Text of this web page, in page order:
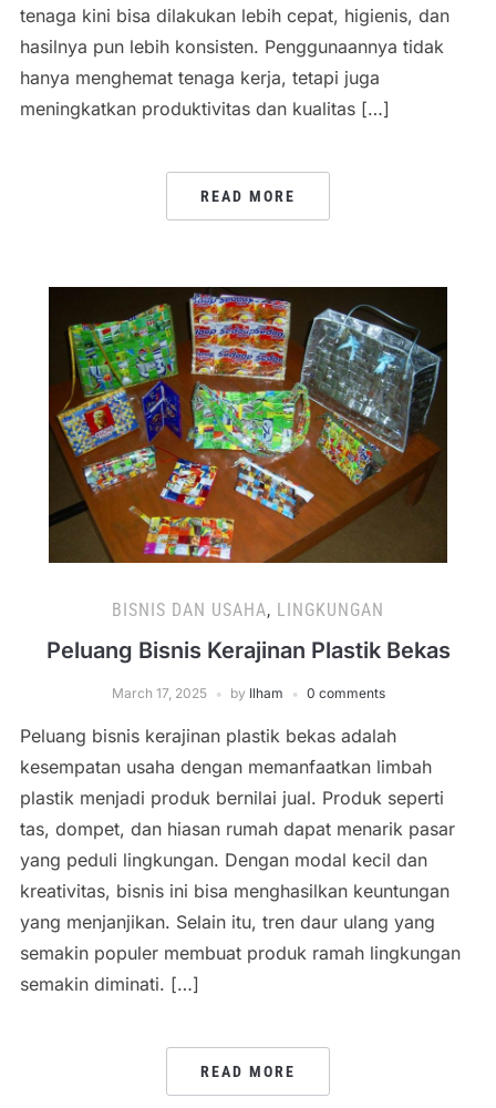
tenaga kini bisa dilakukan lebih cepat, higienis, dan
hasilnya pun lebih konsisten. Penggunaannya tidak
hanya menghemat tenaga kerja, tetapi juga
meningkatkan produktivitas dan kualitas […]
READ MORE
BISNIS DAN USAHA, LINGKUNGAN
Peluang Bisnis Kerajinan Plastik Bekas
March 17, 2025 by Ilham 0 comments
Peluang bisnis kerajinan plastik bekas adalah
kesempatan usaha dengan memanfaatkan limbah
plastik menjadi produk bernilai jual. Produk seperti
tas, dompet, dan hiasan rumah dapat menarik pasar
yang peduli lingkungan. Dengan modal kecil dan
kreativitas, bisnis ini bisa menghasilkan keuntungan
yang menjanjikan. Selain itu, tren daur ulang yang
semakin populer membuat produk ramah lingkungan
semakin diminati. […]
READ MORE